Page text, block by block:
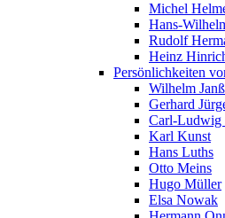
Michel
Hans-
Rudolf
Heinz
Persönlichkeiten
Wilhelm
Gerhard
Carl-
Karl Kunst
Hans Luths
Otto Meins
Hugo Müller
Elsa Nowak